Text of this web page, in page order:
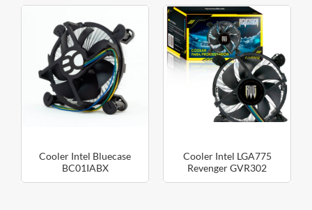
Cooler Intel Bluecase
BC01IABX
1156/1155/1150/1151
Cooler Intel LGA775
Revenger GVR302